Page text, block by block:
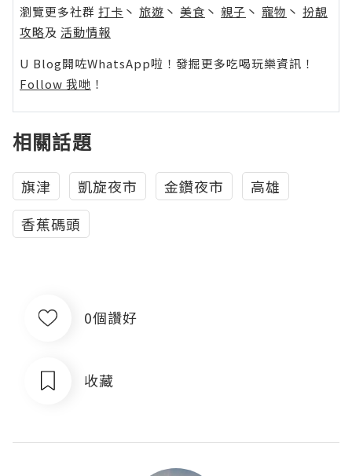
瀏覽更多社群 打卡 丶 旅遊 丶 美食 丶 親子 丶 寵物 丶 扮靚
攻略及 活動情報
U Blog開咗WhatsApp啦！發掘更多吃喝玩樂資訊！
Follow 我哋 ！
相關話題
旗津 凱旋夜市 金鑽夜市
高雄
香蕉碼頭
0個讚好
收藏